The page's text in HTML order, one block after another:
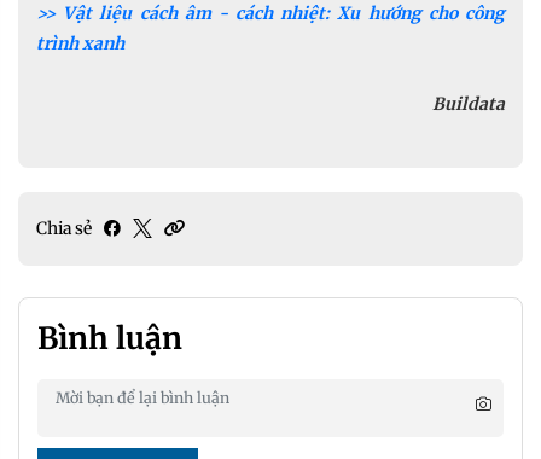
>> Vật liệu cách âm - cách nhiệt: Xu hướng cho công
trình xanh
Buildata
Chia sẻ
Bình luận